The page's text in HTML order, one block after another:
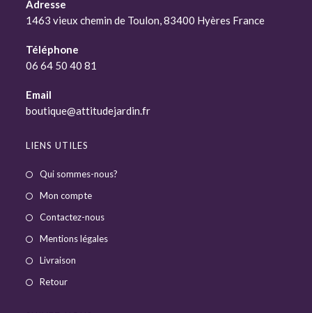
Adresse
1463 vieux chemin de Toulon, 83400 Hyères France
Téléphone
06 64 50 40 81
Email
boutique@attitudejardin.fr
LIENS UTILES
Qui sommes-nous?
Mon compte
Contactez-nous
Mentions légales
Livraison
Retour